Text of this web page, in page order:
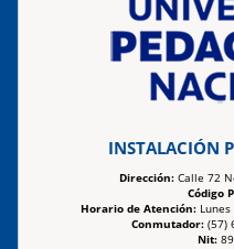
INSTALACIÓN
Dirección:Calle 72
Código
Horario de Atención:Lunes
Conmutador: (57)
Nit: